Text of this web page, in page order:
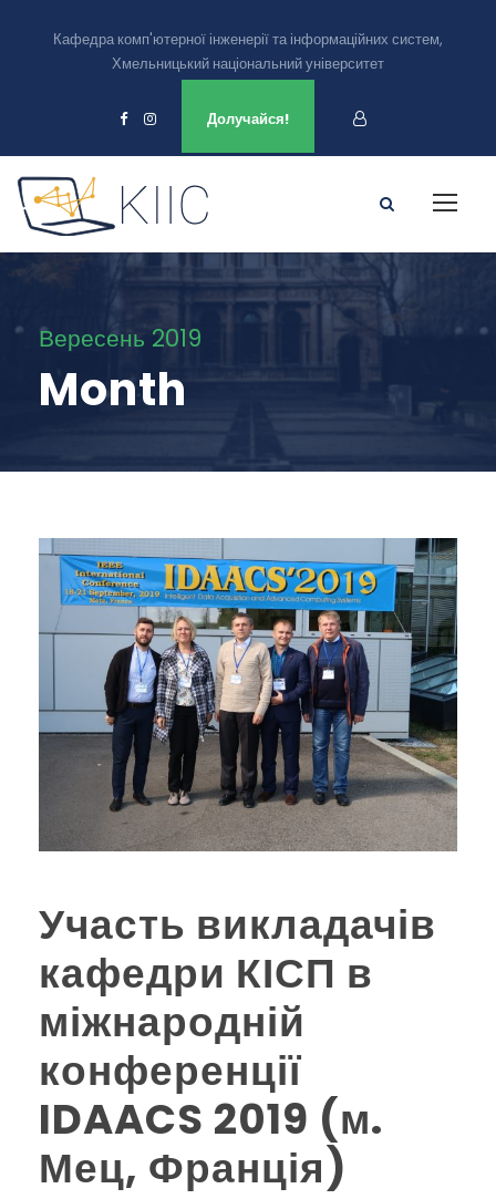
Кафедра комп'ютерної інженерії та інформаційних систем,
Хмельницький національний університет
Долучайся!
Вересень 2019
Month
Участь викладачів
кафедри КІСП в
міжнародній
конференції
IDAACS 2019 (м.
Мец, Франція)